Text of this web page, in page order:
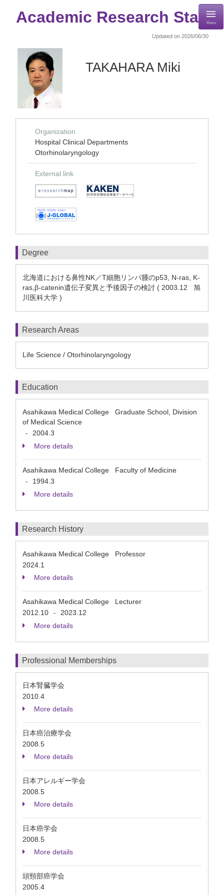
Academic Research StaffMenu
Updated on 2026/06/30
TAKAHARA Miki
Organization
Hospital Clinical Departments
Otorhinolaryngology
External link
Degree
北海道における鼻性NK／T細胞リンパ腫のp53, N-ras, K-
ras,β-catenin遺伝子変異と予後因子の検討 ( 2003.12 旭
川医科大学 )
Research Areas
Life Science / Otorhinolaryngology
Education
Asahikawa Medical College Graduate School, Division
of Medical Science
-
2004.3
More details
Asahikawa Medical College Faculty of Medicine
-
1994.3
More details
Research History
Asahikawa Medical College Professor
2024.1
More details
Asahikawa Medical College Lecturer
2012.10
-
2023.12
More details
Professional Memberships
日本腎臓学会
2010.4
More details
日本癌治療学会
2008.5
More details
日本アレルギー学会
2008.5
More details
日本癌学会
2008.5
More details
頭頸部癌学会
2005.4